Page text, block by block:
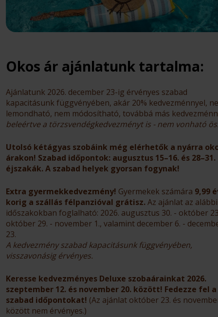
Okos ár ajánlatunk tartalma:
Ajánlatunk 2026. december 23-ig érvényes szabad
kapacitásunk függvényében, akár 20% kedvezménnyel,
lemondható, nem módosítható, továbbá más
beleértve a törzsvendégkedvezményt is - nem vonható
Utolsó kétágyas szobáink még elérhetők a nyárra
árakon! Szabad időpontok: augusztus 15–16. és 28–31.
éjszakák. A szabad helyek gyorsan fogynak!
Extra gyermekkedvezmény! Gyermekek számára 9,99
korig a szállás félpanzióval grátisz.Az ajánlat az alábbi
időszakokban foglalható: 2026. augusztus 30. - október
október 29. - november 1., valamint december 6. -
23.
A kedvezmény szabad kapacitásunk függvényében,
visszavonásig érvényes.
Keresse kedvezményes Deluxe szobaárainkat 2026.
szeptember 12. és november 20. között! Fedezze fel a
szabad időpontokat! (Az ajánlat október 23. és
között nem érvényes.)